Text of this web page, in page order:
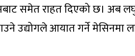
समेत राहत दिएको छ। अब
उद्योगले आयात गर्ने मेसिनमा